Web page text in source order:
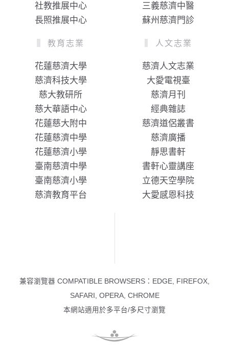
社教推展中心
長照推展中心
三義慈濟中醫
蘇州慈濟門診
教育志業
花蓮慈濟大學
慈濟科技大學
慈大教研所
慈大華語中心
花蓮慈大附中
花蓮慈濟中學
花蓮慈濟小學
臺南慈濟中學
臺南慈濟小學
慈濟教育平台
人文志業
慈濟人文志業
大愛電視臺
慈濟月刊
經典雜誌
慈濟道侶叢書
慈濟廣播
靜思書軒
書軒心靈講座
立德天空學院
大愛感恩科技
兼容瀏覽器 COMPATIBLE BROWSERS：EDGE, FIREFOX,
SAFARI, OPERA, CHROME
本網站適用於多平台/多尺寸瀏覽